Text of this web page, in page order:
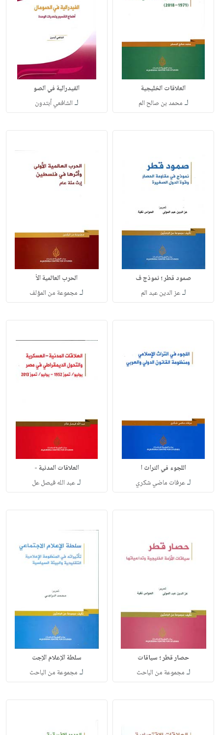
العلاقات الخليجية
لـ محمد بن صالح الم
الفيدرالية في الصو
لـ الشافعي أبتدون
صمود قطر ؛ نموذج ف
لـعز الدين عبد الم
الحرب العالمية الأ
لـ مجموعة من المؤلف
اللجوء في التراث ا
لـعرفات ماضي شكري
العلاقات المدنية -
لـعبد الله فيصل عل
حصار قطر ؛ سياقات
لـ مجموعة من الباحث
سلطة الإعلام الإجت
لـ مجموعة من الباحث